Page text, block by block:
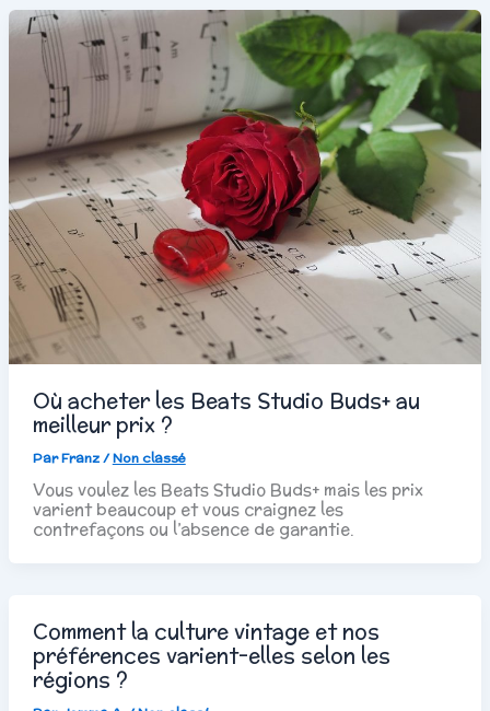
Où acheter les Beats Studio Buds+ au
meilleur prix ?
ParFranz/Non classé
Vous voulez les Beats Studio Buds+ mais les prix
varient beaucoup et vous craignez les
contrefaçons ou l’absence de garantie.
Comment la culture vintage et nos
préférences varient-elles selon les
régions ?